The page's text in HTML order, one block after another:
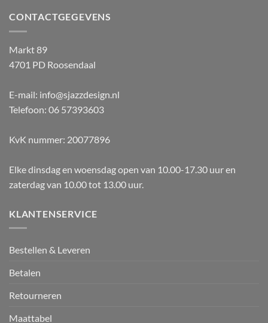
CONTACTGEGEVENS
Markt 89
4701 PD Roosendaal
E-mail: info@sjazzdesign.nl
Telefoon: 06 57393603
KvK nummer: 20077896
Elke dinsdag en woensdag open van 10.00-17.30 uur en
zaterdag van 10.00 tot 13.00 uur.
KLANTENSERVICE
Bestellen & Leveren
Betalen
Retourneren
Maattabel